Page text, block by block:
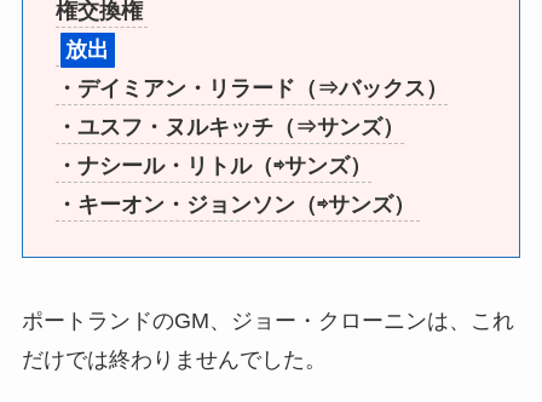
権交換権
放出
・デイミアン・リラード（⇒バックス）
・ユスフ・ヌルキッチ（⇒サンズ）
・ナシール・リトル（⇨サンズ）
・キーオン・ジョンソン（⇨サンズ）
ポートランドのGM、ジョー・クローニンは、これ
だけでは終わりませんでした。